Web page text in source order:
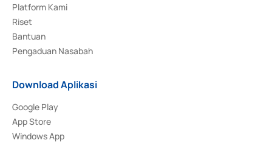
Platform Kami
Riset
Bantuan
Pengaduan Nasabah
Download Aplikasi
Google Play
App Store
Windows App